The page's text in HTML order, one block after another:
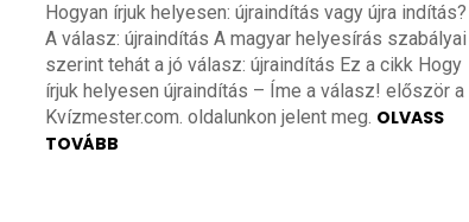
Hogyan írjuk helyesen: újraindítás vagy újra indítás?
A válasz: újraindítás A magyar helyesírás szabályai
szerint tehát a jó válasz: újraindítás Ez a cikk Hogy
írjuk helyesen újraindítás – Íme a válasz! először a
Kvízmester.com. oldalunkon jelent meg. OLVASS
TOVÁBB